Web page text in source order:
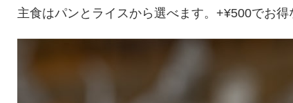
主食はパンとライスから選べます。+¥500でお得